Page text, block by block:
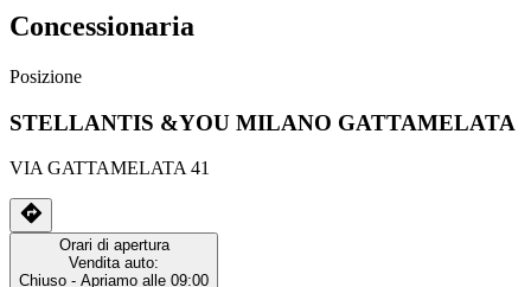
Concessionaria
Posizione
STELLANTIS &YOU MILANO GATTAMELATA
VIA GATTAMELATA 41
Orari di apertura
Vendita auto:
Chiuso - Apriamo alle 09:00